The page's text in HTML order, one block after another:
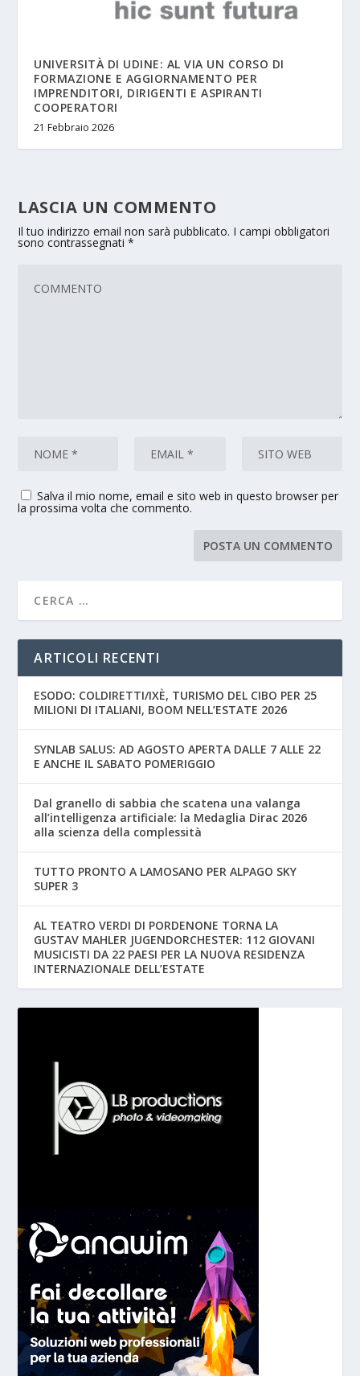
UNIVERSITÀ DI UDINE: AL VIA UN CORSO DI
FORMAZIONE E AGGIORNAMENTO PER
IMPRENDITORI, DIRIGENTI E ASPIRANTI
COOPERATORI
21 Febbraio 2026
LASCIA UN COMMENTO
Il tuo indirizzo email non sarà pubblicato. I campi obbligatori
sono contrassegnati*
Salva il mio nome, email e sito web in questo browser per
la prossima volta che commento.
ARTICOLI RECENTI
ESODO: COLDIRETTI/IXÈ, TURISMO DEL CIBO PER 25
MILIONI DI ITALIANI, BOOM NELL’ESTATE 2026
SYNLAB SALUS: AD AGOSTO APERTA DALLE 7 ALLE 22
E ANCHE IL SABATO POMERIGGIO
Dal granello di sabbia che scatena una valanga
all’intelligenza artificiale: la Medaglia Dirac 2026
alla scienza della complessità
TUTTO PRONTO A LAMOSANO PER ALPAGO SKY
SUPER 3
AL TEATRO VERDI DI PORDENONE TORNA LA
GUSTAV MAHLER JUGENDORCHESTER: 112 GIOVANI
MUSICISTI DA 22 PAESI PER LA NUOVA RESIDENZA
INTERNAZIONALE DELL’ESTATE